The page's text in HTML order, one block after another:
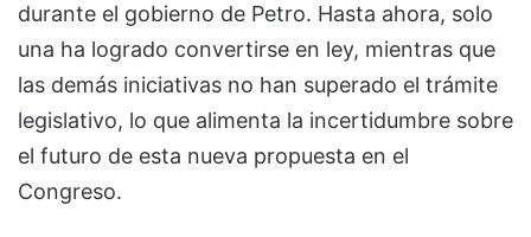
durante el gobierno de Petro. Hasta ahora, solo
una ha logrado convertirse en ley, mientras que
las demás iniciativas no han superado el trámite
legislativo, lo que alimenta la incertidumbre sobre
el futuro de esta nueva propuesta en el
Congreso.